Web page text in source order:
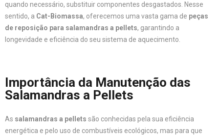
quando necessário, substituir componentes desgastados. Nesse
sentido, a Cat-Biomassa, oferecemos uma vasta gama de peças
de reposição para salamandras a pellets, garantindo a
longevidade e eficiência do seu sistema de aquecimento.
Importância da Manutenção das
Salamandras a Pellets
As salamandras a pellets são conhecidas pela sua eficiência
energética e pelo uso de combustíveis ecológicos, mas para que